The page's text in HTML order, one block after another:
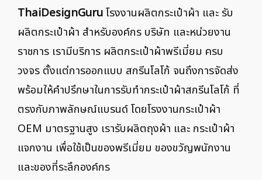
ThaiDesignGuruโรงงานผลิตกระเป๋าผ้า และ รับ
ผลิตกระเป๋าผ้า สำหรับองค์กร บริษัท และหน่วยงาน
ราชการ เรามีบริการ ผลิตกระเป๋าผ้าพรีเมี่ยม ครบ
วงจร ตั้งแต่การออกแบบ สกรีนโลโก้ จนถึงการจัดส่ง
พร้อมให้คำปรึกษาในการรับทำกระเป๋าผ้าสกรีนโลโก้ ที่
ตรงกับภาพลักษณ์แบรนด์ โดยโรงงานกระเป๋าผ้า
OEM มาตรฐานสูง เรารับผลิตถุงผ้า และ กระเป๋าผ้า
แจกงาน เพื่อใช้เป็นของพรีเมี่ยม ของขวัญพนักงาน
และของที่ระลึกองค์กร